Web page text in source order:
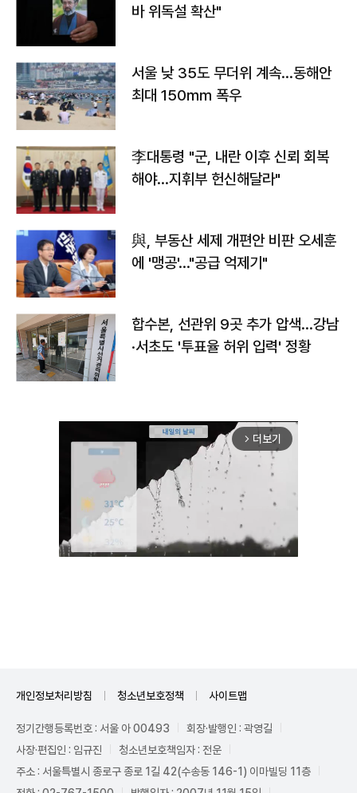
바 위독설 확산"
서울 낮 35도 무더위 계속…동해안
최대 150㎜ 폭우
李대통령 "군, 내란 이후 신뢰 회복
해야…지휘부 헌신해달라"
與, 부동산 세제 개편안 비판 오세훈
에 '맹공'…"공급 억제기"
합수본, 선관위 9곳 추가 압색…강남
·서초도 '투표율 허위 입력' 정황
arrow_forward_ios 더보기
개인정보처리방침 청소년보호정책 사이트맵
정기간행등록번호 : 서울 아 00493
회장·발행인 : 곽영길
사장·편집인 : 임규진
청소년보호책임자 : 전운
주소 : 서울특별시 종로구 종로 1길 42(수송동 146-1) 이마빌딩 11층